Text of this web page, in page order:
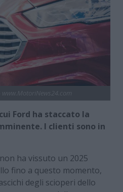
Ford ha staccato la
I clienti sono in
ha vissuto un 2025
fino a questo momento,
degli scioperi dello